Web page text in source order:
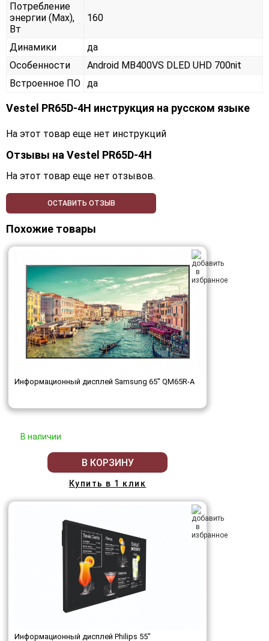
Потребление
энергии (Max),
Вт
160
Динамики
да
Особенности
Android MB400VS DLED UHD 700nit
Встроенное ПО да
Vestel PR65D-4H инструкция на русском языке
На этот товар еще нет инструкций
Отзывы наVestel PR65D-4H
На этот товар еще нет отзывов.
ОСТАВИТЬ ОТЗЫВ
Похожие товары
Информационный дисплей Samsung 65" QM65R-A
В наличии
В КОРЗИНУ
Купить в 1 клик
Информационный дисплей Philips 55"